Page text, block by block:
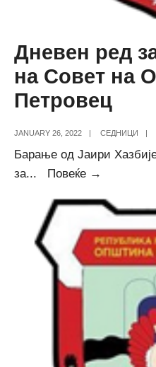
Дневен ред
на Совет на
Петровец
JANUARY 26, 2022 СЕДНИЦИ
Барање од Јаири
за... Повеќе →
за
5-
та
седница
Општина
Петровец